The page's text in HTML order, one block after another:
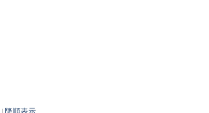
| 降順表示